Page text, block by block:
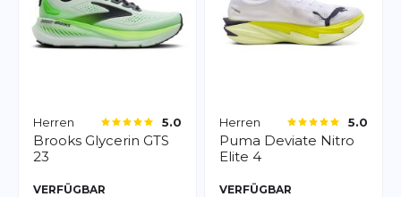
Herren 5.0
Brooks Glycerin GTS
23
VERFÜGBAR
Herren 5.0
Puma Deviate Nitro
Elite 4
VERFÜGBAR